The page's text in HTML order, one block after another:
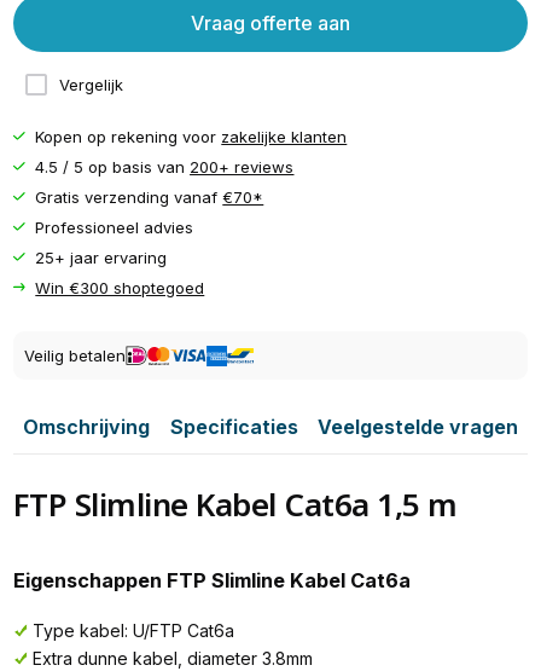
Vergelijk
Vraag offerte aan
Kopen op rekening voor zakelijke klanten
4.5 / 5 op basis van 200+ reviews
Gratis verzending vanaf€70*
Professioneel advies
25+ jaar ervaring
Win €300 shoptegoed
Veilig betalen
Omschrijving Specificaties Veelgestelde vragen
FTP Slimline Kabel Cat6a 1,5 m
Eigenschappen FTP Slimline Kabel Cat6a
Type kabel: U/FTP Cat6a
Extra dunne kabel, diameter 3.8mm